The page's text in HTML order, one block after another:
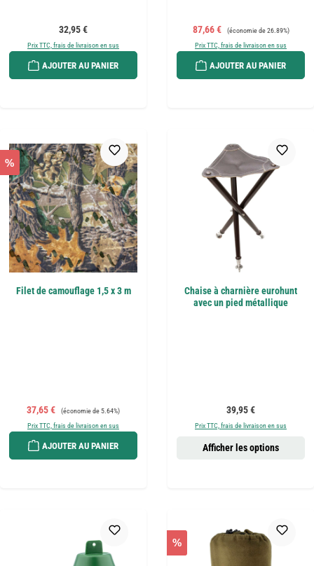
Prix régulier :
32,95 €
Prix TTC, frais de livraison en sus
AJOUTER AU PANIER
Prix de vente :
87,66 € Prix régulier :
(économie de 26.89%)
Prix TTC, frais de livraison en sus
AJOUTER AU PANIER
%
Filet de camouflage 1,5 x 3 m
Prix de vente :
37,65 € Prix régulier :
(économie de 5.64%)
Prix TTC, frais de livraison en sus
AJOUTER AU PANIER
Chaise à charnière eurohunt
avec un pied métallique
Prix régulier :
39,95 €
Prix TTC, frais de livraison en sus
Afficher les options
%